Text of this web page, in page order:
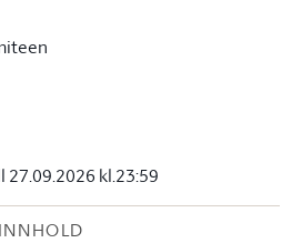
27.09.2026 kl.23:59